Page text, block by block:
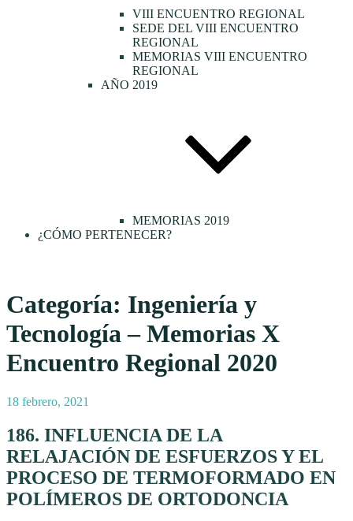
VIII ENCUENTRO REGIONAL
SEDE DEL VIII ENCUENTRO
REGIONAL
MEMORIAS VIII ENCUENTRO
REGIONAL
AÑO 2019
MEMORIAS 2019
¿CÓMO PERTENECER?
Categoría: Ingeniería y
Tecnología – Memorias X
Encuentro Regional 2020
Publicado
18 febrero, 2021
186. INFLUENCIA DE LA
RELAJACIÓN DE ESFUERZOS Y EL
PROCESO DE TERMOFORMADO EN
POLÍMEROS DE ORTODONCIA